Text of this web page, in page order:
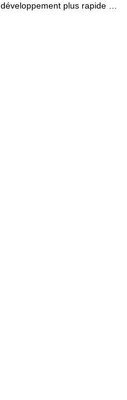
développement plus rapide …